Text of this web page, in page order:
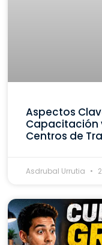
Aspectos
Capacitación
Centros de
Asdrubal Urrutia